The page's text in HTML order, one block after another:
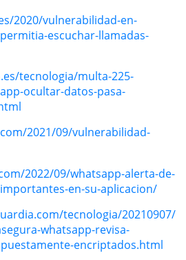
2020/vulnerabilidad-en-
escuchar-llamadas-
tecnologia/multa-225-
ocultar-datos-pasa-
2021/09/vulnerabilidad-
2022/09/whatsapp-alerta-de-
en-su-aplicacion/
tecnologia/20210907/
whatsapp-revisa-
encriptados.html